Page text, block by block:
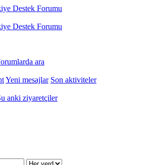
ara
Yeni mesajlar Son aktiviteler
anki ziyaretçiler